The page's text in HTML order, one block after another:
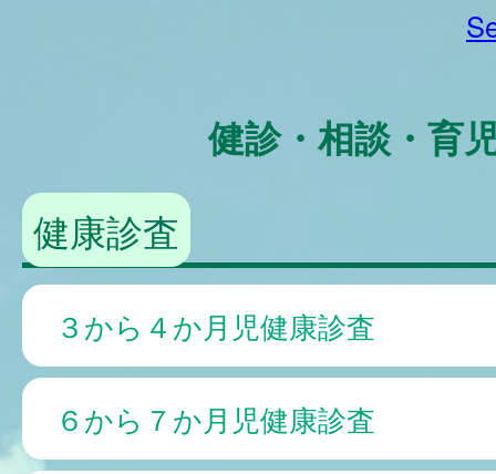
健診・相談・育
健康診査
３から４か月児健康診査
６から７か月児健康診査